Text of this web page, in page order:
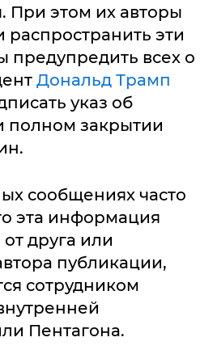
При этом их авторы
эти
предупредить всех о
Дональд Трамп
указ об
полном закрытии
сообщениях часто
эта информация
друга или
публикации,
сотрудником
Пентагона.